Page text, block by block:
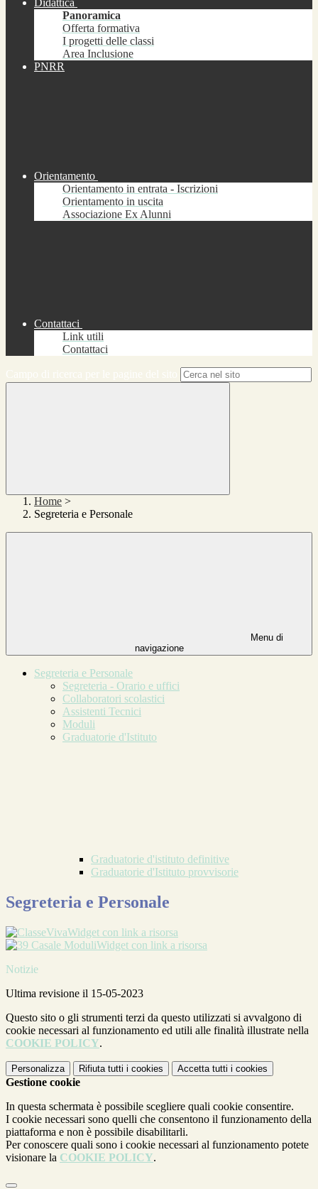
Didattica
Panoramica
Offerta formativa
I progetti delle classi
Area Inclusione
PNRR
Orientamento
Orientamento in entrata - Iscrizioni
Orientamento in uscita
Associazione Ex Alunni
Contattaci
Link utili
Contattaci
Home >
Segreteria e Personale
Menu di
navigazione
Segreteria e Personale
Segreteria - Orario e uffici
Collaboratori scolastici
Assistenti Tecnici
Moduli
Graduatorie d'Istituto
Graduatorie d'istituto definitive
Graduatorie d'Istituto provvisorie
Segreteria e Personale
Widget con link a risorsa
Widget con link a risorsa
Notizie
Ultima revisione il 15-05-2023
Questo sito o gli strumenti terzi da questo utilizzati si avvalgono di
cookie necessari al funzionamento ed utili alle finalità illustrate nella
COOKIE POLICY.
Personalizza Rifiuta tutti i cookies Accetta tutti i cookies
Gestione cookie
In questa schermata è possibile scegliere quali cookie consentire.
I cookie necessari sono quelli che consentono il funzionamento della
piattaforma e non è possibile disabilitarli.
Per conoscere quali sono i cookie necessari al funzionamento potete
visionare la COOKIE POLICY.